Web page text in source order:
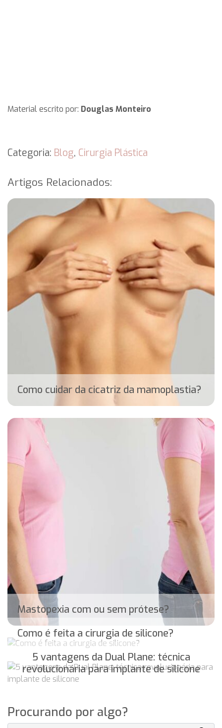
Material escrito por: Douglas Monteiro
Categoria: Blog, Cirurgia Plástica
Artigos Relacionados:
Como cuidar da cicatriz da mamoplastia?
Mastopexia com ou sem prótese?
Como é feita a cirurgia de silicone?
5 vantagens da Dual Plane: técnica
revolucionária para implante de silicone
Procurando por algo?